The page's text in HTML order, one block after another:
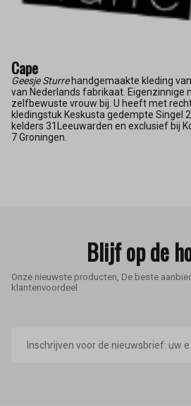
Cape
Geesje Sturrehandgemaakte kleding
van Nederlands fabrikaat. Eigenzinnige
zelfbewuste vrouw bij. U heeft met
kledingstuk Keskusta gedempte Singel
kelders 31Leeuwarden en exclusief bij
7 Groningen.
Blijf op de
Onze nieuwste producten, De beste
klantenvoordeel
mailadres